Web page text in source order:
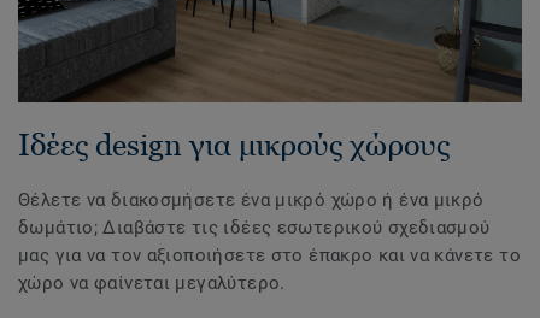
Ιδέες design για μικρούς χώρους
Θέλετε να διακοσμήσετε ένα μικρό χώρο ή ένα μικρό
δωμάτιο; Διαβάστε τις ιδέες εσωτερικού σχεδιασμού
μας για να τον αξιοποιήσετε στο έπακρο και να κάνετε το
χώρο να φαίνεται μεγαλύτερο.